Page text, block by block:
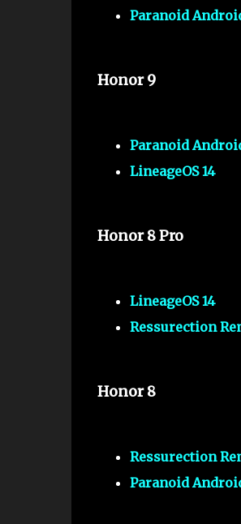
Paranoid
Honor 9
Paranoid
LineageOS 14
Honor 8 Pro
LineageOS 14
Ressurection
Honor 8
Ressurection
Paranoid